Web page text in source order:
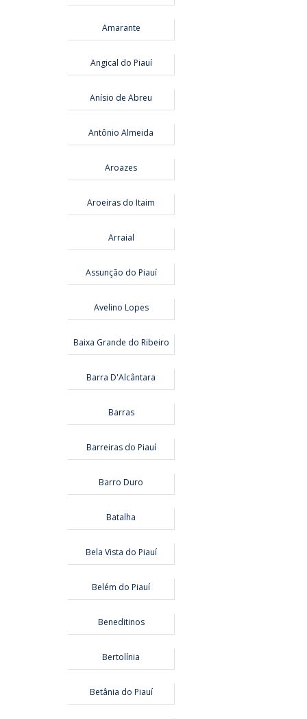
Amarante
Angical do Piauí
Anísio de Abreu
Antônio Almeida
Aroazes
Aroeiras do Itaim
Arraial
Assunção do Piauí
Avelino Lopes
Baixa Grande do Ribeiro
Barra D'Alcântara
Barras
Barreiras do Piauí
Barro Duro
Batalha
Bela Vista do Piauí
Belém do Piauí
Beneditinos
Bertolínia
Betânia do Piauí